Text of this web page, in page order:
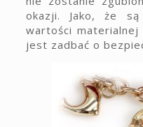
okazji. Jako, że
wartości
jest zadbać o